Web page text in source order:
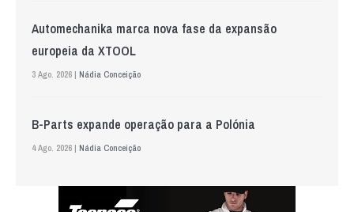
Automechanika marca nova fase da expansão
europeia da XTOOL
3 Ago. 2026 | Nádia Conceição
B-Parts expande operação para a Polónia
4 Ago. 2026 | Nádia Conceição